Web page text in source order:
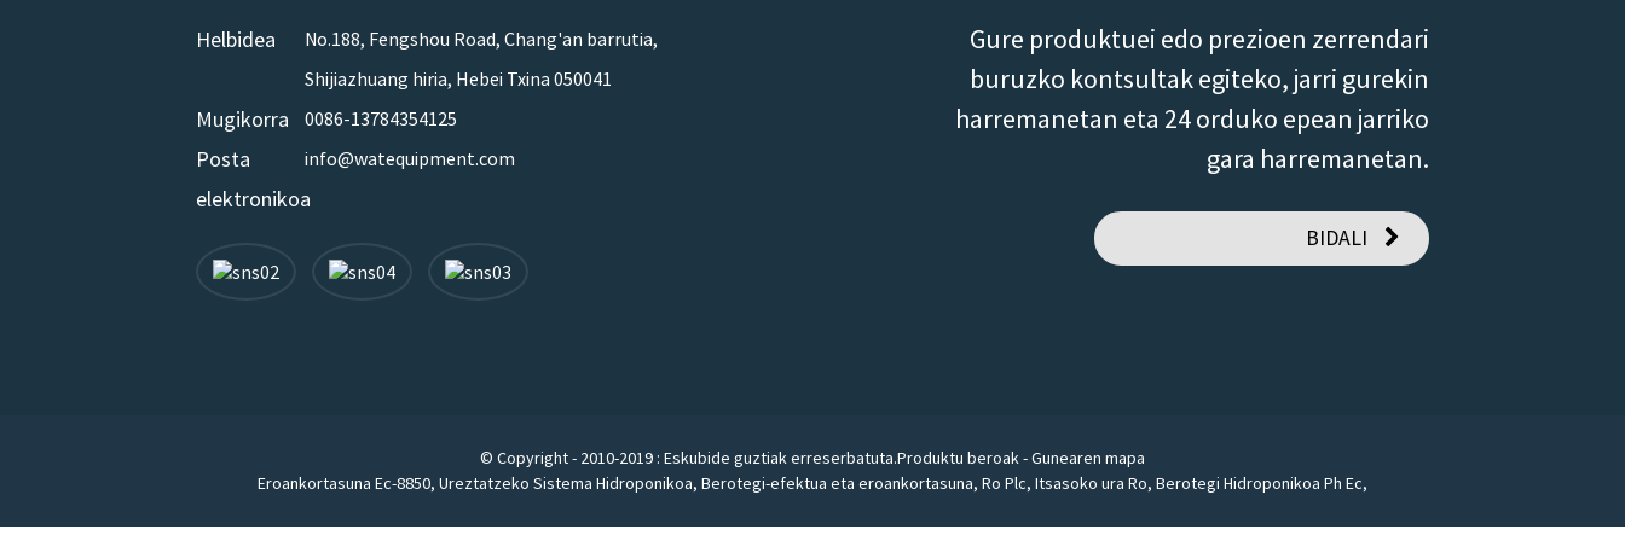
Helbidea
No.188, Fengshou Road, Chang'an barrutia,
Shijiazhuang hiria, Hebei Txina 050041
Mugikorra 0086-13784354125
Posta
elektronikoa
info@watequipment.com
Gure produktuei edo prezioen zerrendari
buruzko kontsultak egiteko, jarri gurekin
harremanetan eta 24 orduko epean jarriko
gara harremanetan.
BIDALI
© Copyright - 2010-2019 : Eskubide guztiak erreserbatuta.Produktu beroak-Gunearen mapa
Eroankortasuna Ec-8850, Ureztatzeko Sistema Hidroponikoa, Berotegi-efektua eta eroankortasuna, Ro Plc, Itsasoko ura Ro, Berotegi Hidroponikoa Ph Ec,